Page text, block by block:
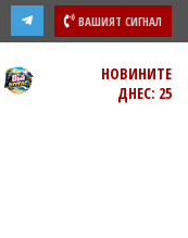
ВАШИЯТ СИГНАЛ
НОВИНИТЕ
ДНЕС: 25